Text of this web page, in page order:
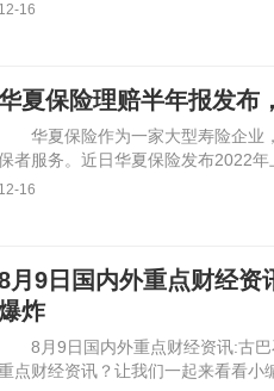
12-16
夏保险理赔半年报发布
华夏保险作为一家大型寿险企业
者服务。近日华夏保险发布2022
12-16
月9日国内外重点财经资
炸
8月9日国内外重点财经资讯:古
点财经资讯？让我们一起来看看小